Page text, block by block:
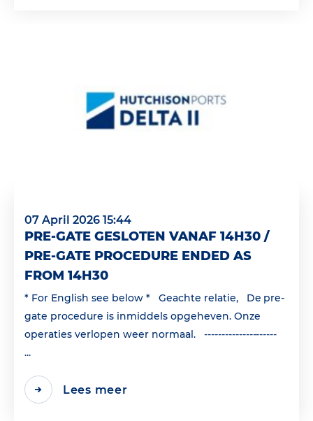
07 April 2026 15:44
PRE-GATE GESLOTEN VANAF 14H30 /
PRE-GATE PROCEDURE ENDED AS
FROM 14H30
* For English see below * Geachte relatie, De pre-
gate procedure is inmiddels opgeheven. Onze
operaties verlopen weer normaal. ---------------------
...
Lees meer